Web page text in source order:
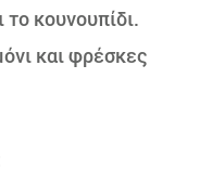
το κουνουπίδι.
και φρέσκες